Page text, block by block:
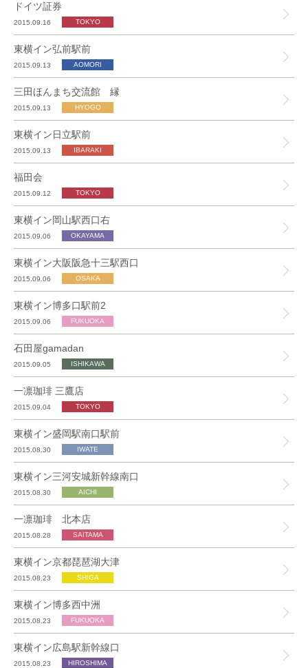
ドイツ証券
2015.09.16
東横イン弘前駅前
2015.09.13
三田ほんまち交流館 縁
2015.09.13
東横イン日立駅前
2015.09.13
福田会
2015.09.12
東横イン岡山駅西口右
2015.09.06
東横イン大阪阪急十三駅西口
2015.09.06
東横イン博多口駅前2
2015.09.06
石田屋gamadan
2015.09.05
一凛珈琲 三鷹店
2015.09.04
東横イン盛岡駅南口駅前
2015.08.30
東横イン三河安城新幹線南口
2015.08.30
一凛珈琲 北本店
2015.08.28
東横イン京都琵琶湖大津
2015.08.23
東横イン博多西中洲
2015.08.23
東横イン広島駅新幹線口
2015.08.23